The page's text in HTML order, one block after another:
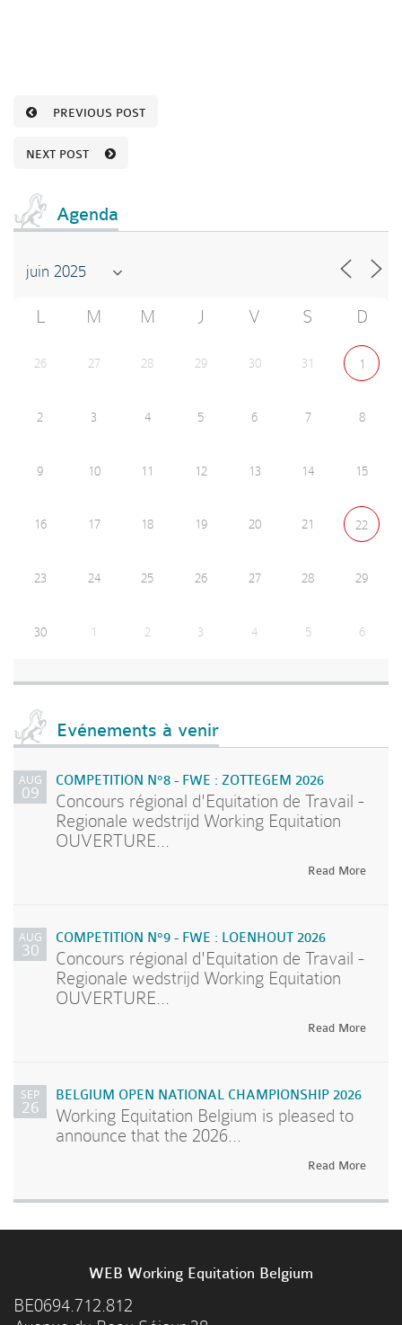
PREVIOUS POST
NEXT POST
Agenda
L M M J V S D
26 27 28 29 30 31 1
2 3 4 5 6 7 8
9 10 11 12 13 14 15
16 17 18 19 20 21 22
23 24 25 26 27 28 29
30 1 2 3 4 5 6
Evénements à venir
AUG
09
COMPETITION N°8 - FWE : ZOTTEGEM 2026
Concours régional d'Equitation de Travail -
Regionale wedstrijd Working Equitation
OUVERTURE...
Read More
AUG
30
COMPETITION N°9 - FWE : LOENHOUT 2026
Concours régional d'Equitation de Travail -
Regionale wedstrijd Working Equitation
OUVERTURE...
Read More
SEP
26
BELGIUM OPEN NATIONAL CHAMPIONSHIP 2026
Working Equitation Belgium is pleased to
announce that the 2026...
Read More
WEB Working Equitation Belgium
BE0694.712.812